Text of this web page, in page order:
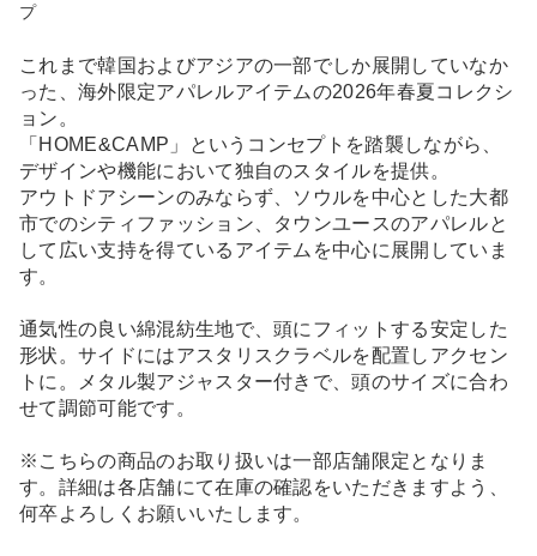
プ
これまで韓国およびアジアの一部でしか展開していなか
った、海外限定アパレルアイテムの2026年春夏コレクシ
ョン。
「HOME&CAMP」というコンセプトを踏襲しながら、
デザインや機能において独自のスタイルを提供。
アウトドアシーンのみならず、ソウルを中心とした大都
市でのシティファッション、タウンユースのアパレルと
して広い支持を得ているアイテムを中心に展開していま
す。
通気性の良い綿混紡生地で、頭にフィットする安定した
形状。サイドにはアスタリスクラベルを配置しアクセン
トに。メタル製アジャスター付きで、頭のサイズに合わ
せて調節可能です。
※こちらの商品のお取り扱いは一部店舗限定となりま
す。詳細は各店舗にて在庫の確認をいただきますよう、
何卒よろしくお願いいたします。